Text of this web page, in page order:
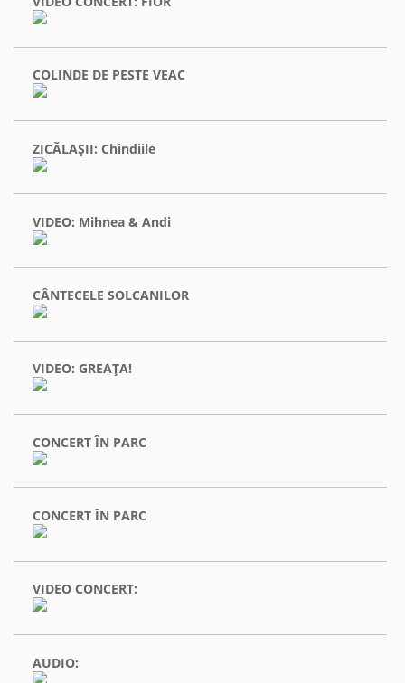
COLINDE DE PESTE VEAC
ZICĂLAŞII: Chindiile
VIDEO: Mihnea & Andi
CÂNTECELE SOLCANILOR
VIDEO: GREAŢA!
CONCERT ÎN PARC
CONCERT ÎN PARC
VIDEO CONCERT:
AUDIO: